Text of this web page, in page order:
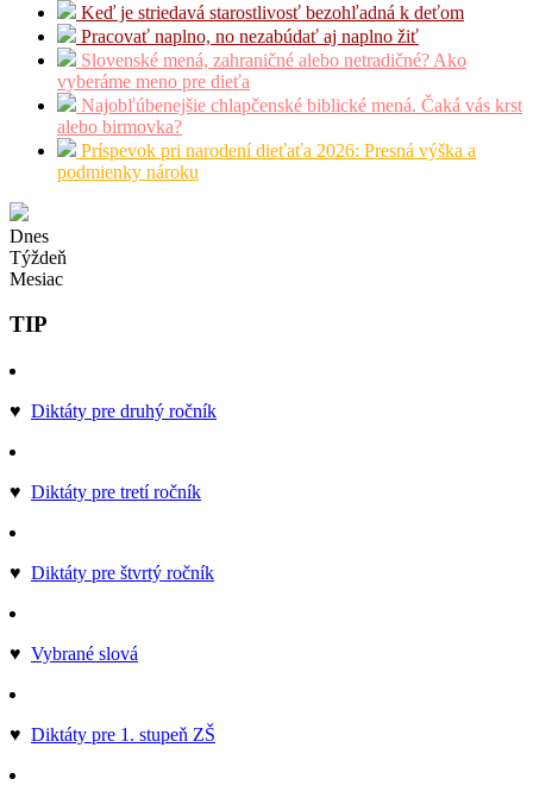
Keď je striedavá starostlivosť bezohľadná k deťom
Pracovať naplno, no nezabúdať aj naplno žiť
Slovenské mená, zahraničné alebo netradičné? Ako
vyberáme meno pre dieťa
Najobľúbenejšie chlapčenské biblické mená. Čaká vás krst
alebo birmovka?
Príspevok pri narodení dieťaťa 2026: Presná výška a
podmienky nároku
Dnes
Týždeň
Mesiac
TIP
♥ Diktáty pre druhý ročník
♥ Diktáty pre tretí ročník
♥ Diktáty pre štvrtý ročník
♥ Vybrané slová
♥ Diktáty pre 1. stupeň ZŠ